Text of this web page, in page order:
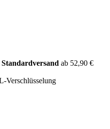
ab 52,90 €
Verschlüsselung